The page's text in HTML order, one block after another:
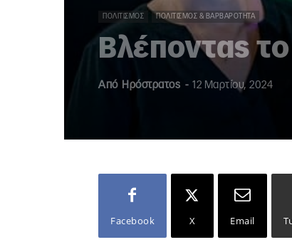
ΠΟΛΙΤΙΣΜΌΣ ΠΟΛΙΤΙΣΜΌΣ & ΒΑΡΒΑΡΌΤΗΤΑ
Βλέποντας
Από Ηρόστρατος - 12 Μαρτίου, 2024
Facebook X Email